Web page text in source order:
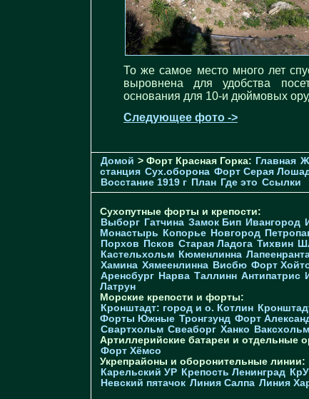
То же самое место много лет
выровнена для удобства
основания для 10-и дюймовых
Следующее фото ->
Домой > Форт Красная Горка: Главная
станция Cух.оборона Форт Серая
Восстание 1919 г План Где это Ссылки
Сухопутные форты и крепости:
Выборг Гатчина Замок Бип Ивангород
Монастырь
Копорье Новгород
Порхов
Псков Старая Ладога Тихвин
Кастельхольм Кюменлинна
Хамина Хямеенлинна Висбю Форт
Аренсбург Нарва Таллинн Антипатрис
Латрун
Морские крепости и форты:
Кронштадт: город и о. Котлин
Форты Южные Тронгзунд Форт
Свартхольм Свеаборг Ханко Ваксхольм
Артиллерийские батареи и отдельные
Форт Хёмсо
Укрепрайоны и оборонительные линии:
Карельский УР Крепость Ленинград
Невский пятачок Линия Салпа Линия